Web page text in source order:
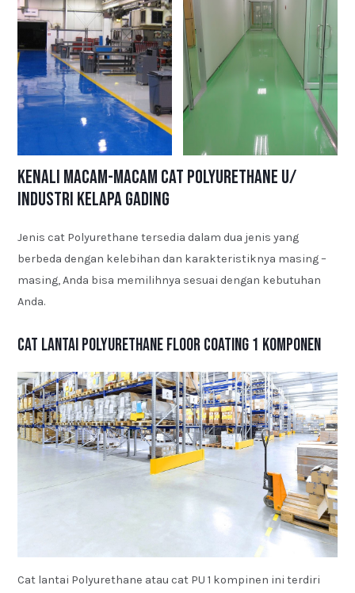
Kenali Macam-macam Cat Polyurethane u/
Industri Kelapa Gading
Jenis cat Polyurethane tersedia dalam dua jenis yang
berbeda dengan kelebihan dan karakteristiknya masing –
masing, Anda bisa memilihnya sesuai dengan kebutuhan
Anda.
Cat Lantai Polyurethane Floor Coating 1 Komponen
Cat lantai Polyurethane atau cat PU 1 kompinen ini terdiri